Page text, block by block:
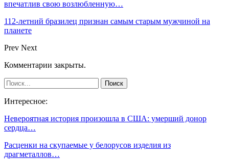
впечатлив свою возлюбленную…
112-летний бразилец признан самым старым мужчиной на
планете
Prev Next
Комментарии закрыты.
Интересное:
Невероятная история произошла в США: умерший донор
сердца…
Расценки на скупаемые у белорусов изделия из
драгметаллов…